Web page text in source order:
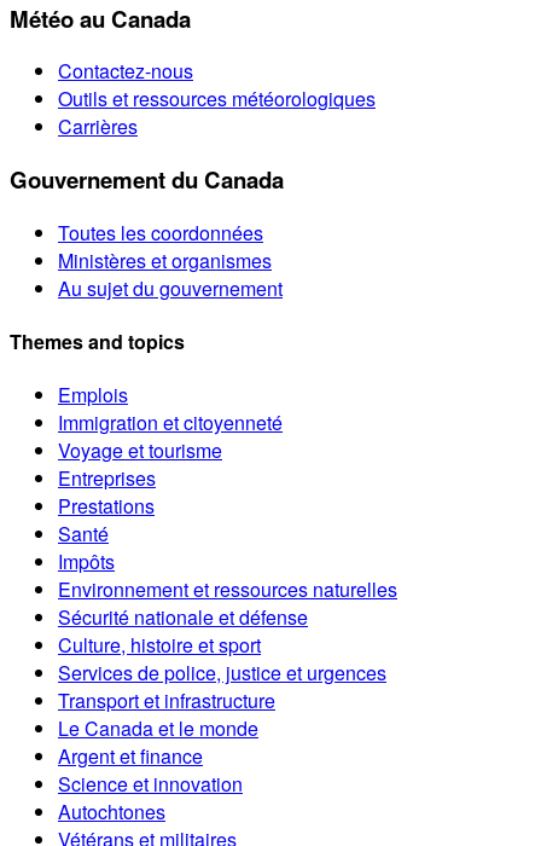
Météo au Canada
Contactez-nous
Outils et ressources météorologiques
Carrières
Gouvernement du Canada
Toutes les coordonnées
Ministères et organismes
Au sujet du gouvernement
Themes and topics
Emplois
Immigration et citoyenneté
Voyage et tourisme
Entreprises
Prestations
Santé
Impôts
Environnement et ressources naturelles
Sécurité nationale et défense
Culture, histoire et sport
Services de police, justice et urgences
Transport et infrastructure
Le Canada et le monde
Argent et finance
Science et innovation
Autochtones
Vétérans et militaires